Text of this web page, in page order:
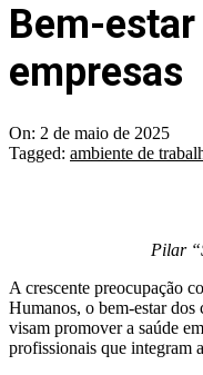
Bem-
empresas
On: 2 de maio de 2025
Tagged: ambiente de
Pilar
A crescente preocupação
Humanos, o bem-estar
visam promover a saúde
profissionais que integram